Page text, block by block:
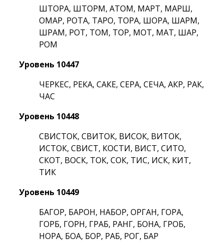
ШТОРА, ШТОРМ, АТОМ, МАРТ, МАРШ,
ОМАР, РОТА, ТАРО, ТОРА, ШОРА, ШАРМ,
ШРАМ, РОТ, ТОМ, ТОР, МОТ, МАТ, ШАР,
РОМ
Уровень 10447
ЧЕРКЕС, РЕКА, САКЕ, СЕРА, СЕЧА, АКР, РАК,
ЧАС
Уровень 10448
СВИСТОК, СВИТОК, ВИСОК, ВИТОК,
ИСТОК, СВИСТ, КОСТИ, ВИСТ, СИТО,
СКОТ, ВОСК, ТОК, СОК, ТИС, ИСК, КИТ,
ТИК
Уровень 10449
БАГОР, БАРОН, НАБОР, ОРГАН, ГОРА,
ГОРБ, ГОРН, ГРАБ, РАНГ, БОНА, ГРОБ,
НОРА, БОА, БОР, РАБ, РОГ, БАР